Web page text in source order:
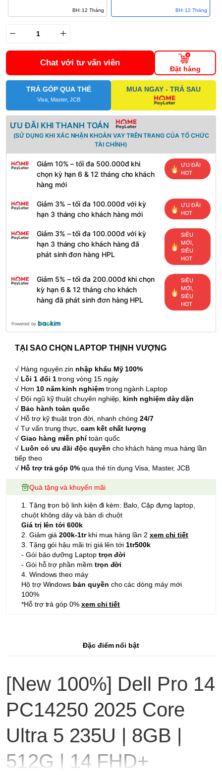
BH: 12 Tháng BH: 12 Tháng
Chat với tư vấn viên
Đặt hàng
TRẢ GÓP QUA THẺ
Visa, Master, JCB
MUA NGAY - TRẢ SAU
ƯU ĐÃI KHI THANH TOÁN
(SỬ DỤNG KHI XÁC NHẬN KHOẢN VAY TRÊN TRANG CỦA TỔ CHỨC
TÀI CHÍNH)
Giảm 10% – tối đa 500.000đ khi
chọn kỳ hạn 6 & 12 tháng cho khách
hàng mới
ƯU ĐÃI
HOT
Giảm 3% – tối đa 100.000đ với kỳ
hạn 3 tháng cho khách hàng mới
ƯU ĐÃI
HOT
Giảm 3% – tối đa 100.000đ với kỳ
hạn 3 tháng cho khách hàng đã
phát sinh đơn hàng HPL
SIÊU
MỚI,
SIÊU
HOT
Giảm 5% – tối đa 200.000đ khi chọn
kỳ hạn 6 & 12 tháng cho khách
hàng đã phát sinh đơn hàng HPL
SIÊU
MỚI,
SIÊU
HOT
Powered by
TẠI SAO CHỌN LAPTOP THỊNH VƯỢNG
√ Hàng nguyên zin nhập khẩu Mỹ 100%
√ Lỗi 1 đổi 1trong vòng 15 ngày
√ Hơn 10 năm kinh nghiệm trong ngành Laptop
√ Đội ngũ kỹ thuật chuyên nghiệp, kinh nghiệm dày dặn
√ Bảo hành toàn quốc
√ Hỗ trợ kỹ thuật trọn đời, nhanh chóng 24/7
√ Tư vấn trung thực,cam kết chất lượng
√Giao hàng miễn phítoàn quốc
√ Luôn có ưu đãi độc quyền cho khách hàng mua hàng lần
tiếp theo
√ Hỗ trợ trả góp 0% qua thẻ tín dụng Visa, Master, JCB
Quà tặng và khuyến mãi
1. Tặng trọn bộ linh kiện đi kèm: Balo, Cặp đựng laptop,
chuột không dây và bàn di chuột
Giá trị lên tới 600k
2. Giảm giá200k-1trkhi mua hàng lần 2 xem chi tiết
3. Tặng gói hậu mãi trị giá lên tới 1tr500k
- Gói bảo dưỡng Laptop trọn đời
- Gói hỗ trợ phần mềm trọn đời
4. Windows theo máy
Hộ trợ Windows bản quyền cho các dòng máy mới
100%
*Hỗ trợ trả góp 0% xem chi tiết
Đặc điểm nổi bật
[New 100%] Dell Pro 14
PC14250 2025 Core
Ultra 5 235U | 8GB |
512G | 14 FHD+